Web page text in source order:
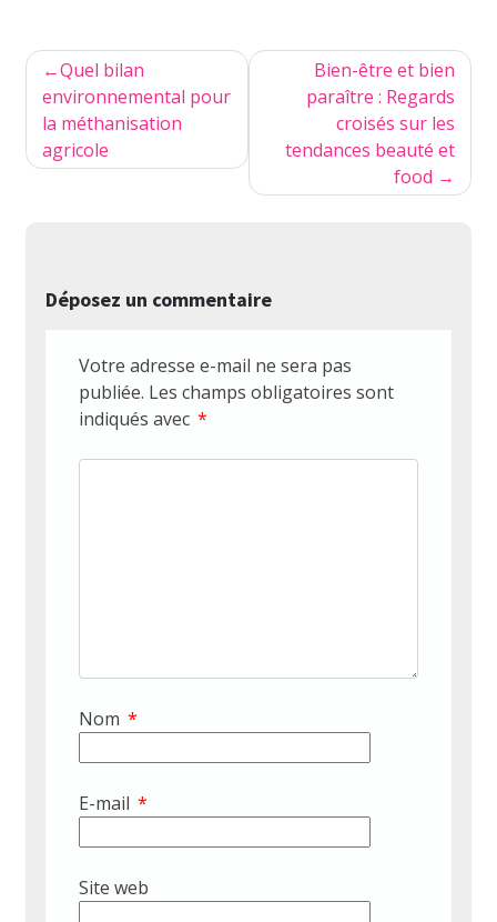
Navigation
de
l’article
Quel bilan
environnemental pour
la méthanisation
agricole
Bien-être et bien
paraître : Regards
croisés sur les
tendances beauté et
food
Déposez un commentaire
Votre adresse e-mail ne sera pas
publiée. Les champs obligatoires sont
indiqués avec *
Nom *
E-mail *
Site web